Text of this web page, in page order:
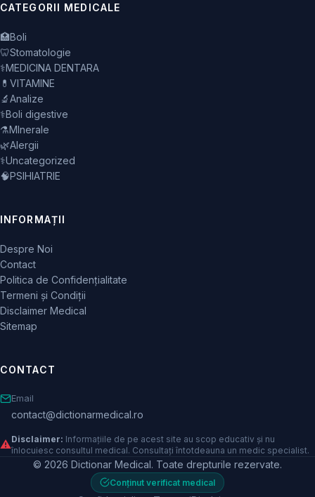
CATEGORII MEDICALE
🏥Boli
🦷Stomatologie
⚕️MEDICINA DENTARA
💊 VITAMINE
🔬Analize
⚕️Boli digestive
⚗️MInerale
🌿Alergii
⚕️Uncategorized
🧠PSIHIATRIE
INFORMAȚII
Despre Noi
Contact
Politica de Confidențialitate
Termeni și Condiții
Disclaimer Medical
Sitemap
CONTACT
Email
contact@dictionarmedical.ro
⚠️Disclaimer: Informațiile de pe acest site au scop educativ și nu
înlocuiesc consultul medical. Consultați întotdeauna un medic specialist.
© 2026 Dictionar Medical. Toate drepturile rezervate.
Conținut verificat medical